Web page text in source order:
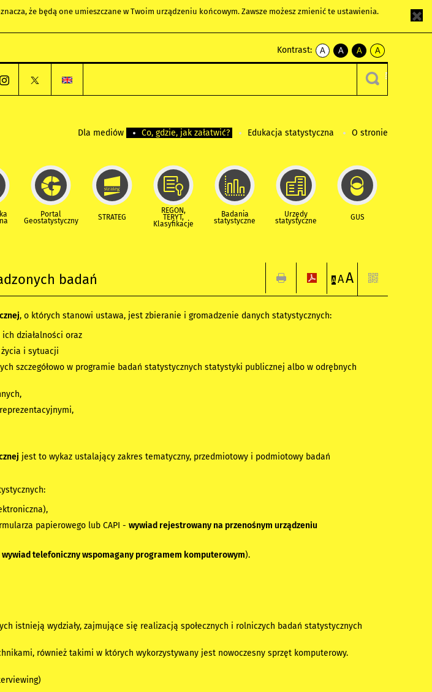
że będą one umieszczane w Twoim urządzeniu końcowym. Zawsze możesz zmienić te ustawienia.
Kontrast:
A
kontrast
A
kontrast
czarnym
A
kontrast
żółty
tekst
czarnym
A
kontrast
czarny
tekst
żółtym
Dla mediów Co, gdzie, jak załatwić? Edukacja statystyczna O stronie
Portal
Geostatystyczny STRATEG
REGON,
TERYT,
Klasyfikacje
Badania
statystyczne
Urzędy
statystyczne GUS
badań A AA
, o których stanowi ustawa, jest zbieranie i gromadzenie danych statystycznych:
działalności oraz
i sytuacji
szczegółowo w programie badań statystycznych statystyki publicznej albo w odrębnych
jest to wykaz ustalający zakres tematyczny, przedmiotowy i podmiotowy badań
papierowego lub CAPI -wywiad rejestrowany na przenośnym urządzeniu
wywiad telefoniczny wspomagany programem komputerowym).
istnieją wydziały, zajmujące się realizacją społecznych i rolniczych badań statystycznych
również takimi w których wykorzystywany jest nowoczesny sprzęt komputerowy.